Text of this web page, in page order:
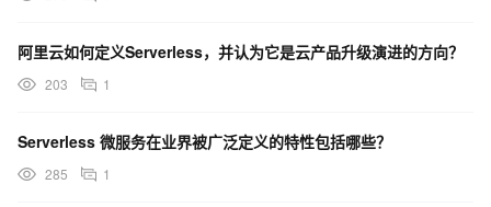
阿里云如何定义Serverless，并认为它是云产品升级演进的方向？
203 1
Serverless 微服务在业界被广泛定义的特性包括哪些？
285 1